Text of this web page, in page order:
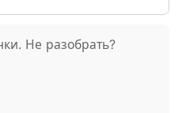
Не разобрать?